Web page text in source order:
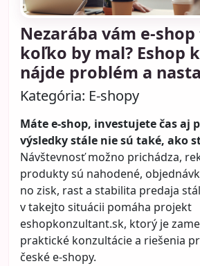
Nezarába vám e-
koľko by mal? Eshop
nájde problém a
Kategória: E-shopy
Máte e-shop, investujete čas aj
výsledky stále nie sú také, ako
Návštevnosť možno prichádza,
produkty sú nahodené,
no zisk, rast a stabilita predaja
v takejto situácii pomáha projekt
eshopkonzultant.sk, ktorý je
praktické konzultácie a riešenia
české e-shopy.